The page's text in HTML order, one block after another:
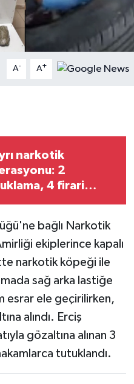
A- A+
narkotik
2
4 firari
bağlı Narkotik
ekiplerince kapalı
narkotik köpeği ile
sağ arka lastiğe
esrar ele geçirilirken,
alındı. Erciş
gözaltına alınan 3
tutuklandı.